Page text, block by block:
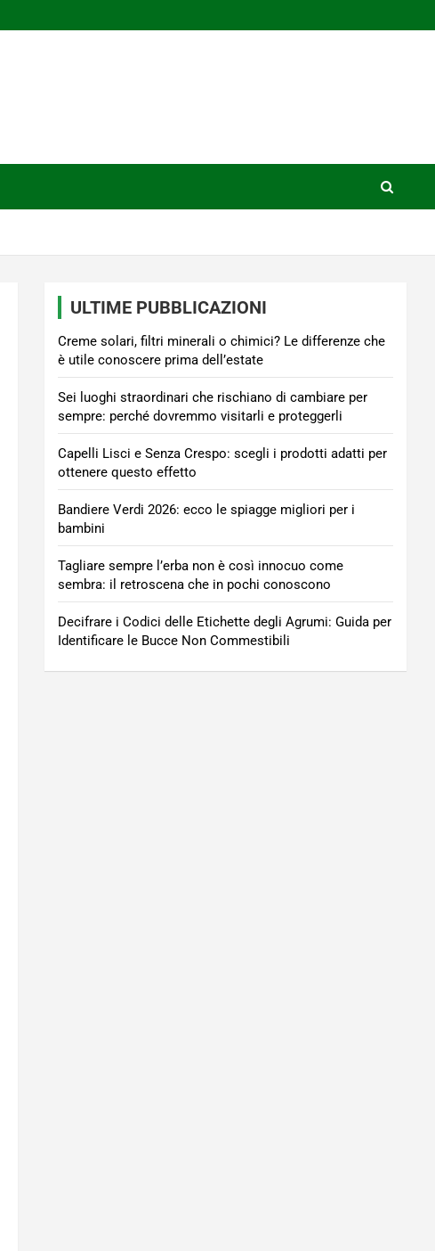
ULTIME PUBBLICAZIONI
Creme solari, filtri minerali o chimici? Le differenze che
è utile conoscere prima dell’estate
Sei luoghi straordinari che rischiano di cambiare per
sempre: perché dovremmo visitarli e proteggerli
Capelli Lisci e Senza Crespo: scegli i prodotti adatti per
ottenere questo effetto
Bandiere Verdi 2026: ecco le spiagge migliori per i
bambini
Tagliare sempre l’erba non è così innocuo come
sembra: il retroscena che in pochi conoscono
Decifrare i Codici delle Etichette degli Agrumi: Guida per
Identificare le Bucce Non Commestibili